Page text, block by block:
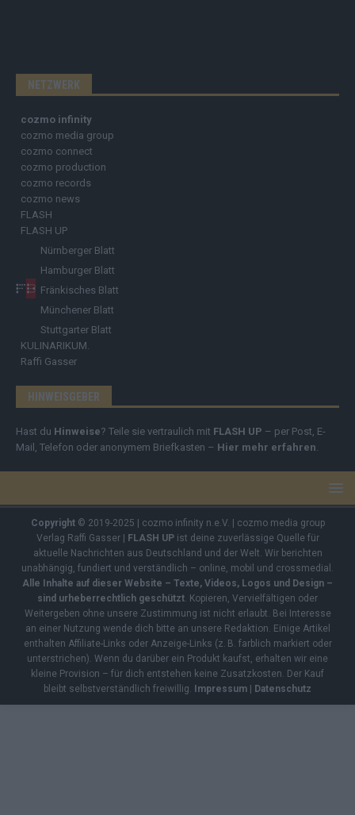
NETZWERK
cozmo infinity
cozmo media group
cozmo connect
cozmo production
cozmo records
cozmo news
FLASH
FLASH UP
Nürnberger Blatt
Hamburger Blatt
Fränkisches Blatt
Münchener Blatt
Stuttgarter Blatt
KULINARIKUM.
Raffi Gasser
HINWEISGEBER
Hast du Hinweise? Teile sie vertraulich mit FLASH UP – per Post, E-
Mail, Telefon oder anonymem Briefkasten – Hier mehr erfahren.
Copyright© 2019-2025 | cozmo infinity n.e.V. | cozmo media group
Verlag Raffi Gasser |
FLASH UPist deine zuverlässige Quelle für
aktuelle Nachrichten aus Deutschland und der Welt. Wir berichten
unabhängig, fundiert und verständlich – online, mobil und crossmedial.
Alle Inhalte auf dieser Website – Texte, Videos, Logos und Design –
sind urheberrechtlich geschützt. Kopieren, Vervielfältigen oder
Weitergeben ohne unsere Zustimmung ist nicht erlaubt. Bei Interesse
an einer Nutzung wende dich bitte an unsere Redaktion. Einige Artikel
enthalten Affiliate-Links oder Anzeige-Links (z. B. farblich markiert oder
unterstrichen). Wenn du darüber ein Produkt kaufst, erhalten wir eine
kleine Provision – für dich entstehen keine Zusatzkosten. Der Kauf
bleibt selbstverständlich freiwillig.
Impressum Datenschutz